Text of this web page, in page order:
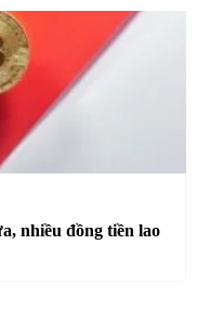
nhiều đồng tiền lao